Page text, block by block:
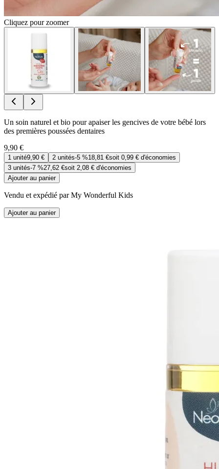
Cliquez pour zoomer
Un soin naturel et bio pour apaiser les gencives de votre bébé lors
des premières poussées dentaires
9,90 €
1 unité9,90 € 2 unités-5 %18,81 €soit 0,99 € d'économies
3 unités-7 %27,62 €soit 2,08 € d'économies
Ajouter au panier
Vendu et expédié par My Wonderful Kids
Ajouter au panier